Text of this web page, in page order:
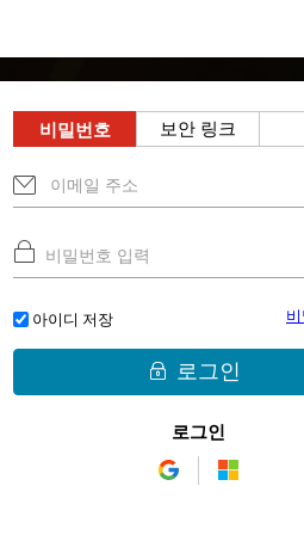
비밀번호 보안 링크
아이디 저장
로그인
로그인